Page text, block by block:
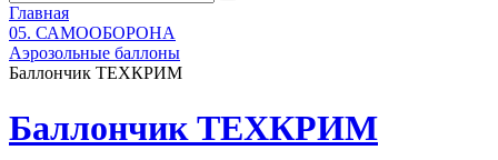
Главная
05. САМООБОРОНА
Аэрозольные баллоны
Баллончик ТЕХКРИМ
Баллончик ТЕХКРИМ